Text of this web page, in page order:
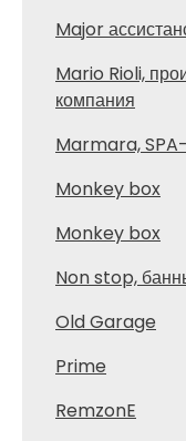
Major
Mario Rioli,
компания
Marmara,
Monkey box
Monkey box
Non stop,
Old Garage
Prime
RemzonE